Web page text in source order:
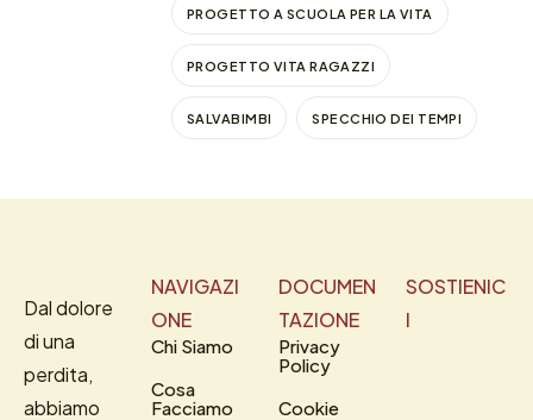
PROGETTO A SCUOLA PER LA VITA
PROGETTO VITA RAGAZZI
SALVABIMBI SPECCHIO DEI TEMPI
Dal dolore
di una
perdita,
abbiamo
NAVIGAZI
ONE
Chi Siamo
Cosa
Facciamo
DOCUMEN
TAZIONE
Privacy
Policy
Cookie
SOSTIENIC
I